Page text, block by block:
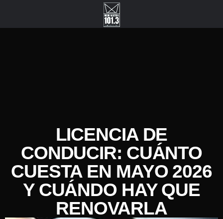
LICENCIA DE
CONDUCIR: CUÁNTO
CUESTA EN MAYO 2026
Y CUÁNDO HAY QUE
RENOVARLA